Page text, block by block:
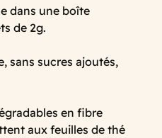
dans une boîte
de 2g.
sans sucres ajoutés,
en fibre
aux feuilles de thé